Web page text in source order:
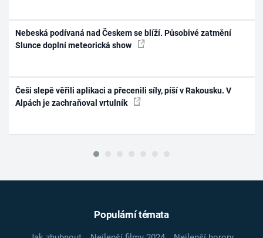
Nebeská podívaná nad Českem se blíží. Působivé zatmění
Slunce doplní meteorická show
Češi slepě věřili aplikaci a přecenili síly, píší v Rakousku. V
Alpách je zachraňoval vrtulník
Populární témata